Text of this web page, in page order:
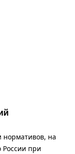
нормативов, на
России при